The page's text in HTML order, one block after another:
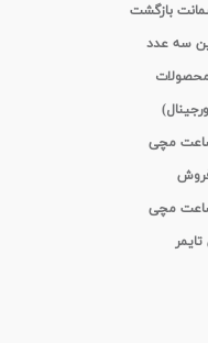
سه عدد
مچی